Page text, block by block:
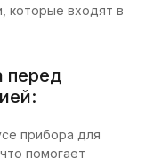
которые входят в
перед
прибора для
помогает